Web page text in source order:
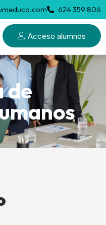
624 359 806
Acceso alumnos
de